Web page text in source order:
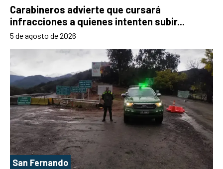
Carabineros advierte que cursará
infracciones a quienes intenten subir...
5 de agosto de 2026
San Fernando